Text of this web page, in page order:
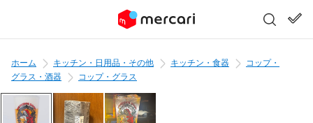
ホーム キッチン・日用品・その他 キッチン・食器
コップ・
グラス・酒器
コップ・グラス